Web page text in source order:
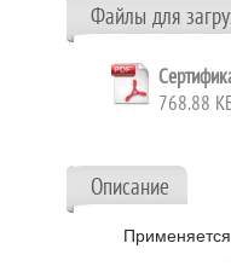
Файлы для
768.88
Описание